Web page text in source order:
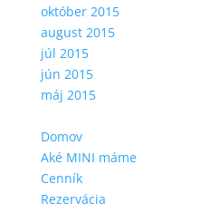
október 2015
august 2015
júl 2015
jún 2015
máj 2015
Domov
Aké MINI máme
Cenník
Rezervácia